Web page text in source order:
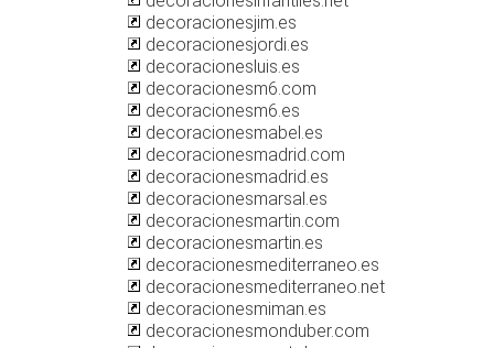
decoracionesjim.es
decoracionesjordi.es
decoracionesluis.es
decoracionesm6.com
decoracionesm6.es
decoracionesmabel.es
decoracionesmadrid.com
decoracionesmadrid.es
decoracionesmarsal.es
decoracionesmartin.com
decoracionesmartin.es
decoracionesmediterraneo.es
decoracionesmediterraneo.net
decoracionesmiman.es
decoracionesmonduber.com